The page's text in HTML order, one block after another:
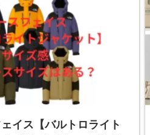
イス【バルトロライト